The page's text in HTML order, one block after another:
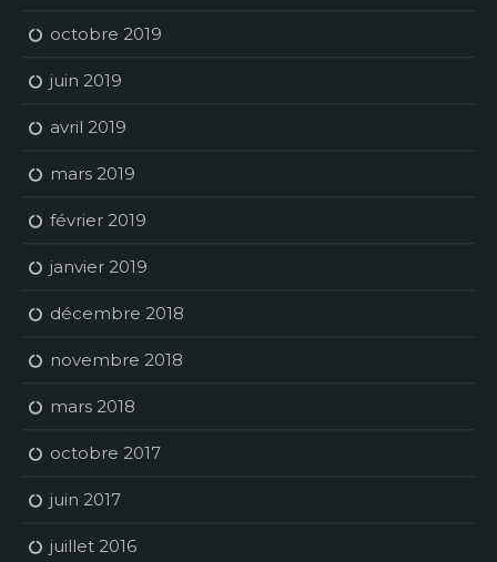
octobre 2019
juin 2019
avril 2019
mars 2019
février 2019
janvier 2019
décembre 2018
novembre 2018
mars 2018
octobre 2017
juin 2017
juillet 2016